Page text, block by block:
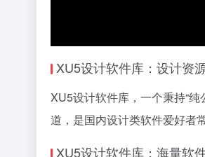
XU5设计软件库：设计资
XU5设计软件库，一个秉持“
道，是国内设计类软件爱好者
XU5设计软件库：海量软